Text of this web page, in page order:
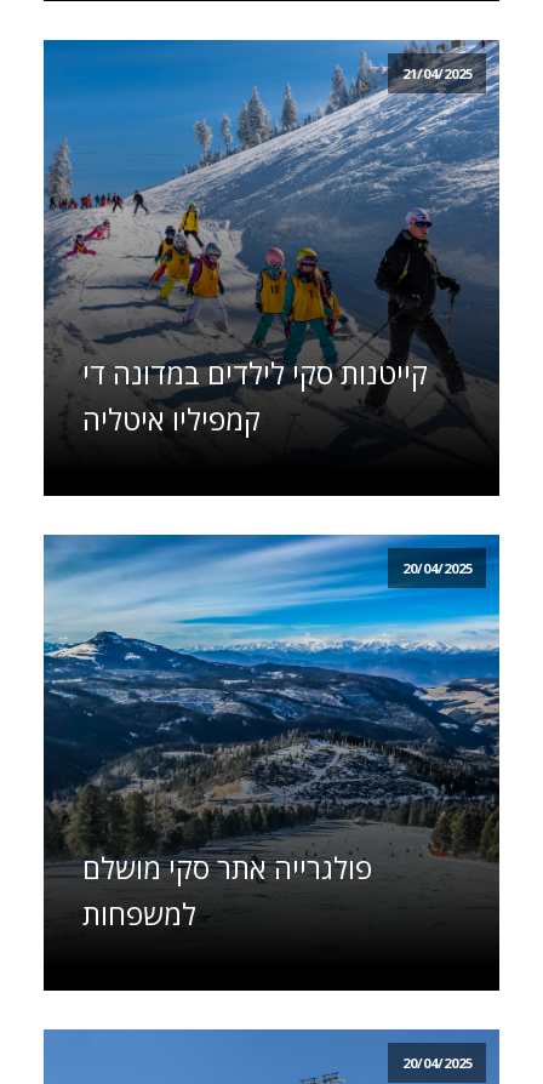
21/04/2025
קייטנות סקי לילדים במדונה די
קמפיליו איטליה
20/04/2025
פולגרייה אתר סקי מושלם
למשפחות
20/04/2025